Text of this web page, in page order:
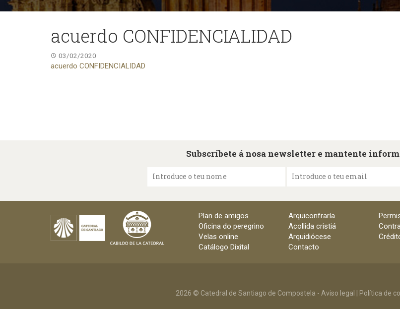
acuerdo CONFIDENCIALIDAD
03/02/2020
acuerdo CONFIDENCIALIDAD
Subscríbete á nosa newsletter e mantente
Introduce o teu nome Introduce o teu email
Plan de amigos Arquiconfraría
Oficina do peregrino
Acollida cristiá
Velas online
Arquidiócese
Catálogo Dixital
Contacto
2026 © Catedral de Santiago de Compostela - Aviso legal | Política de